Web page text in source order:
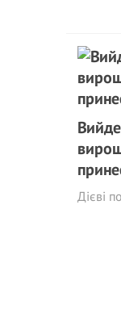
Дієві